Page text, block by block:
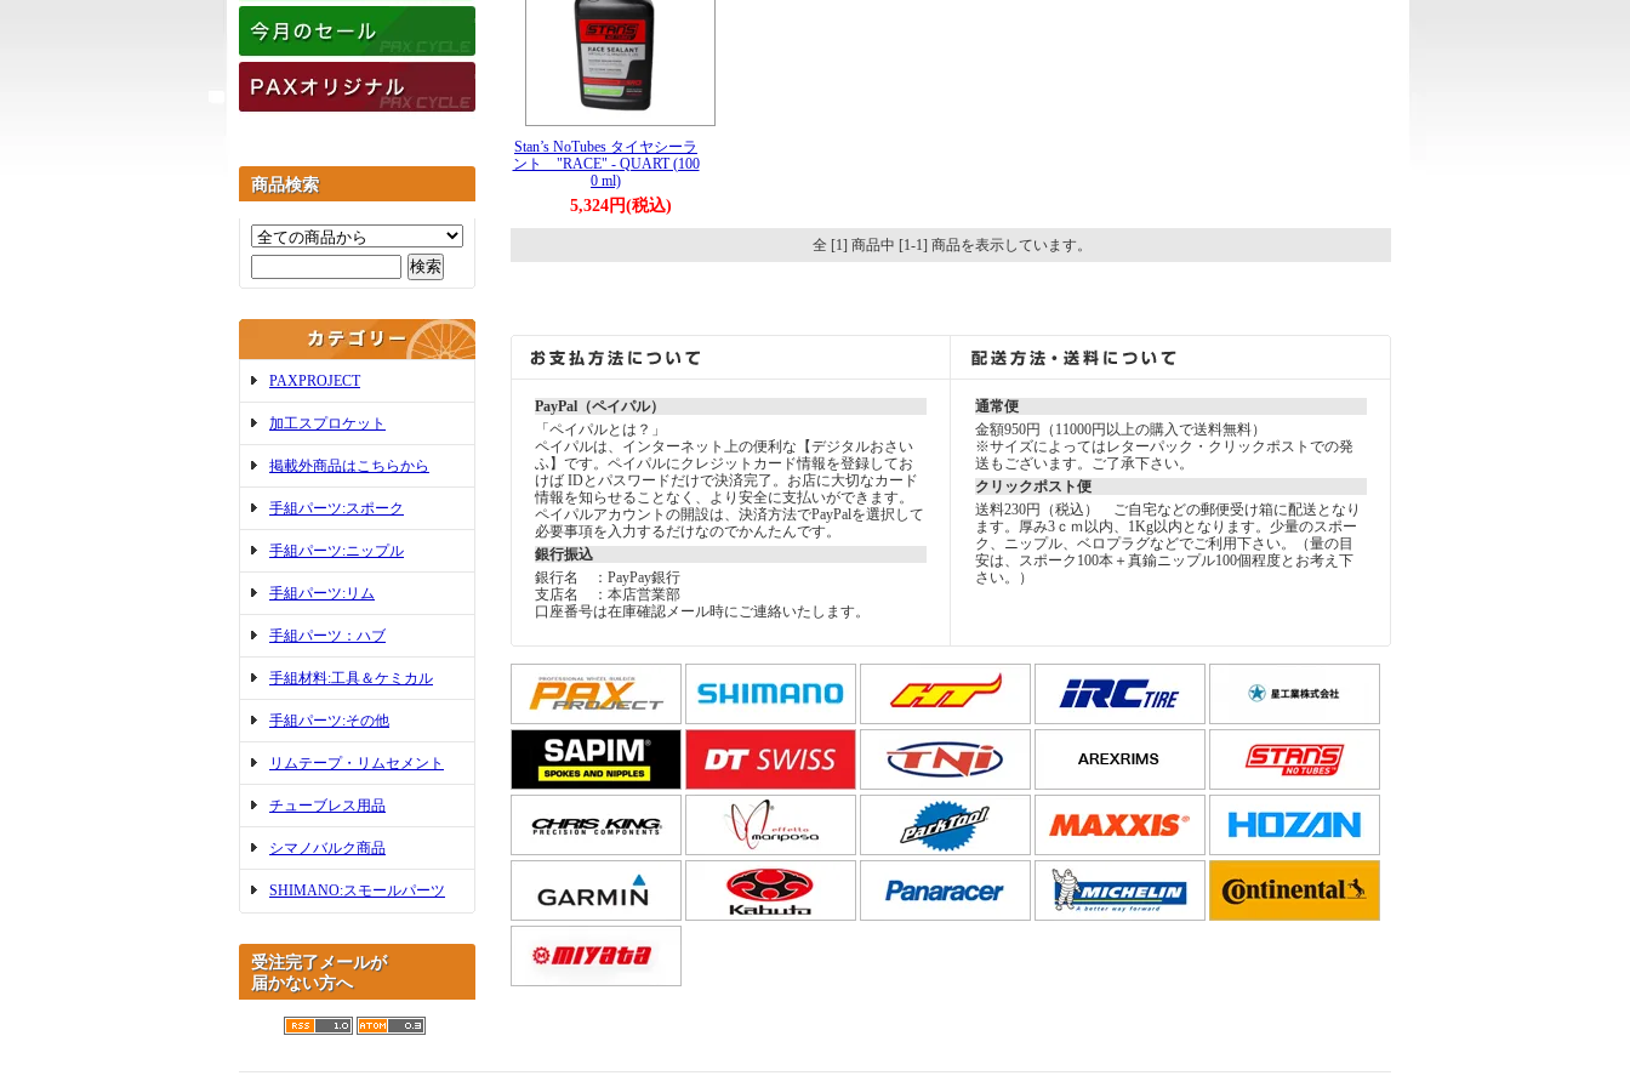
商品検索
PAXPROJECT
加工スプロケット
掲載外商品はこちらから
手組パーツ:スポーク
手組パーツ:ニップル
手組パーツ:リム
手組パーツ：ハブ
手組材料:工具＆ケミカル
手組パーツ:その他
リムテープ・リムセメント
チューブレス用品
シマノバルク商品
SHIMANO:スモールパーツ
受注完了メールが
届かない方へ
Stan’s NoTubes タイヤシーラ
ント "RACE" - QUART (100
0 ml)
5,324円(税込)
全 [1] 商品中 [1-1] 商品を表示しています。
PayPal（ペイパル）
「ペイパルとは？」
ペイパルは、インターネット上の便利な【デジタルおさい
ふ】です。ペイパルにクレジットカード情報を登録してお
けば IDとパスワードだけで決済完了。お店に大切なカード
情報を知らせることなく、より安全に支払いができます。
ペイパルアカウントの開設は、決済方法でPayPalを選択して
必要事項を入力するだけなのでかんたんです。
銀行振込
銀行名 ：PayPay銀行
支店名 ：本店営業部
口座番号は在庫確認メール時にご連絡いたします。
通常便
金額950円（11000円以上の購入で送料無料）
※サイズによってはレターパック・クリックポストでの発
送もございます。ご了承下さい。
クリックポスト便
送料230円（税込） ご自宅などの郵便受け箱に配送となり
ます。厚み3ｃｍ以内、1Kg以内となります。少量のスポー
ク、ニップル、ベロプラグなどでご利用下さい。（量の目
安は、スポーク100本＋真鍮ニップル100個程度とお考え下
さい。）